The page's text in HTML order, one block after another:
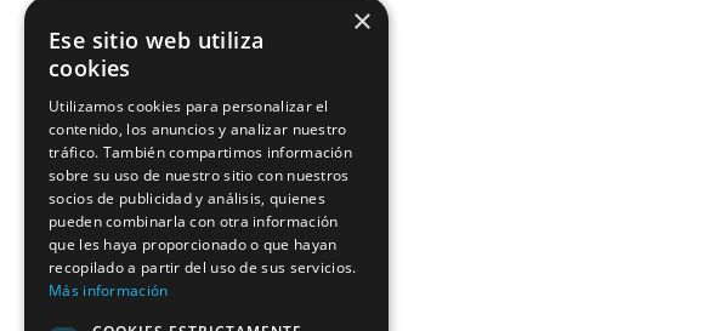
×
Ese sitio web utiliza
cookies
Utilizamos cookies para personalizar el
contenido, los anuncios y analizar nuestro
tráfico. También compartimos información
sobre su uso de nuestro sitio con nuestros
socios de publicidad y análisis, quienes
pueden combinarla con otra información
que les haya proporcionado o que hayan
recopilado a partir del uso de sus servicios.
Más información